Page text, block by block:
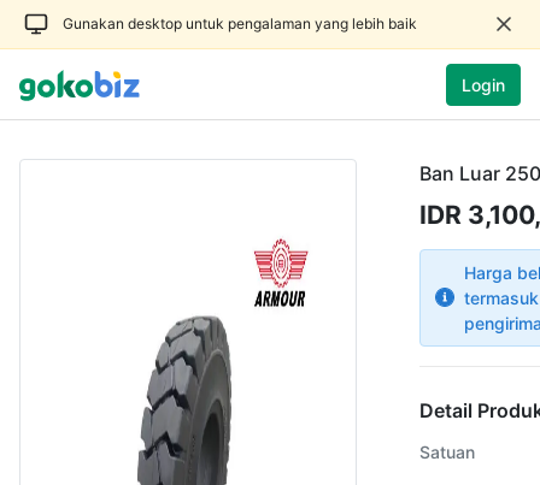
Gunakan desktop untuk pengalaman yang lebih baik
Login
Ban Luar
IDR
Harga
Detail
Satuan